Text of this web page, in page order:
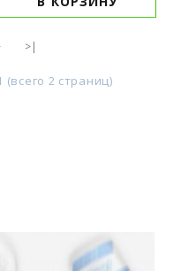
>|
(всего 2 страниц)